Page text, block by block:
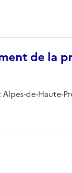
de la
de-Haute-